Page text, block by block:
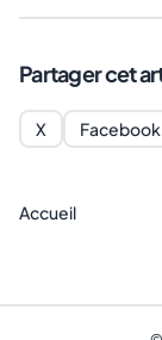
Partager cet
X Facebook
Accueil